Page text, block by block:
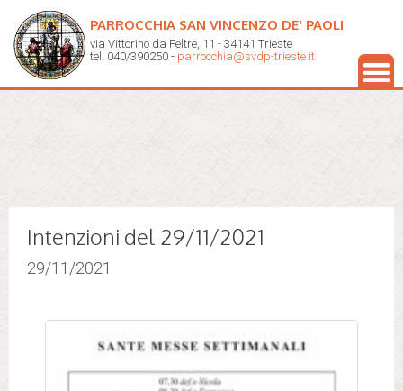
PARROCCHIA SAN VINCENZO DE' PAOLI
via Vittorino da Feltre, 11 - 34141 Trieste
tel. 040/390250 - parrocchia@svdp-trieste.it
Intenzioni del 29/11/2021
29/11/2021